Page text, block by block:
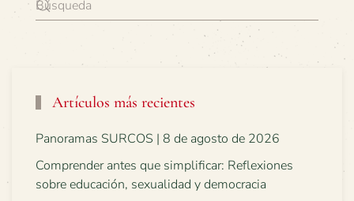
Artículos más recientes
Panoramas SURCOS | 8 de agosto de 2026
Comprender antes que simplificar: Reflexiones
sobre educación, sexualidad y democracia